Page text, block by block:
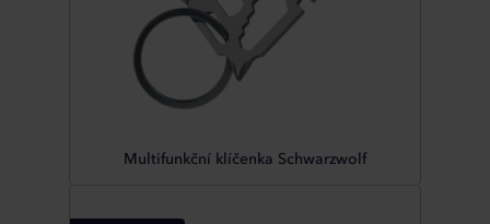
Multifunkční klíčenka Schwarzwolf